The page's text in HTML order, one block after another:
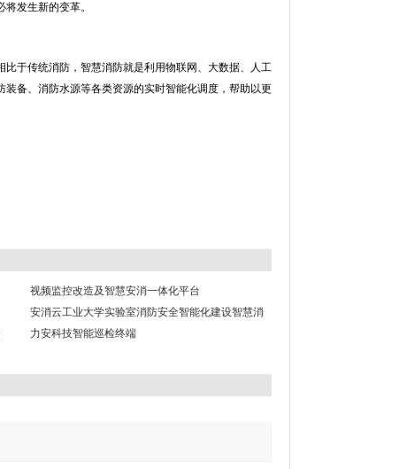
发生新的变革。
于传统消防，智慧消防就是利用物联网、大数据、人工
备、消防水源等各类资源的实时智能化调度，帮助以更
视频监控改造及智慧安消一体化平台
安消云工业大学实验室消防安全智能化建设智慧消
防
力安科技智能巡检终端